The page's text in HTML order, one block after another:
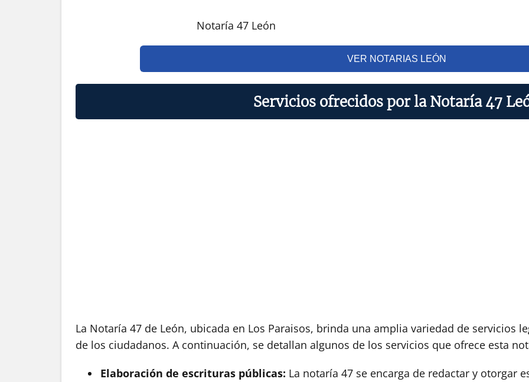
Notaría 47 León
VER NOTARIAS LEÓN
Servicios ofrecidos por la Notaría 47
La Notaría 47 de León, ubicada en Los Paraisos, brinda una amplia variedad de servicios
de los ciudadanos. A continuación, se detallan algunos de los servicios que ofrece esta
Elaboración de escrituras públicas: La notaría 47 se encarga de redactar y otorgar